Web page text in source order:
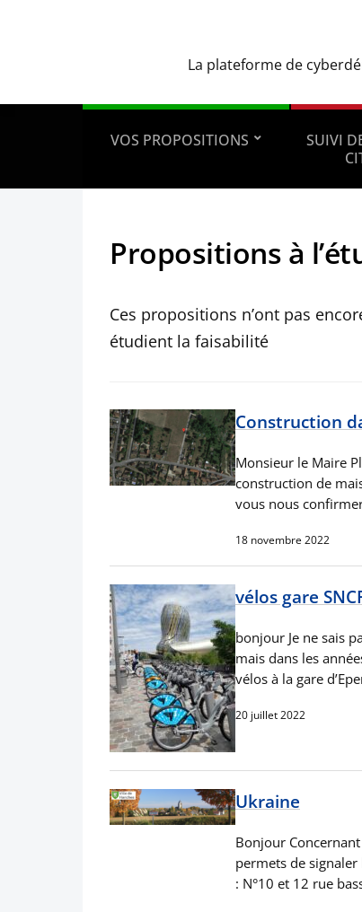
La plateforme de
VOS PROPOSITIONS
SUIVI
Propositions à
Ces propositions n’ont pas
étudient la faisabilité
Construction
Monsieur le Maire
construction de
vous nous
18 novembre 2022
vélos gare
bonjour Je ne sais
mais dans les
vélos à la gare
20 juillet 2022
Ukraine
Bonjour
permets de
: N°10 et 12 rue